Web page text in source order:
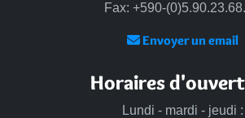
Fax: +590-
Envoyer un email
Horaires
Lundi - mardi - jeudi :